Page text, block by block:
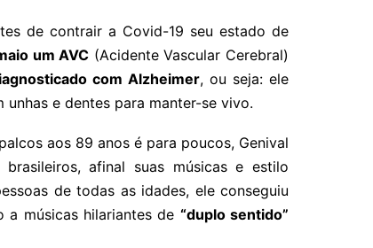
de contrair a Covid-19 seu estado de
um AVC (Acidente Vascular Cerebral)
com Alzheimer, ou seja: ele
e dentes para manter-se vivo.
aos 89 anos é para poucos, Genival
afinal suas músicas e estilo
de todas as idades, ele conseguiu
a músicas hilariantes de “duplo sentido”